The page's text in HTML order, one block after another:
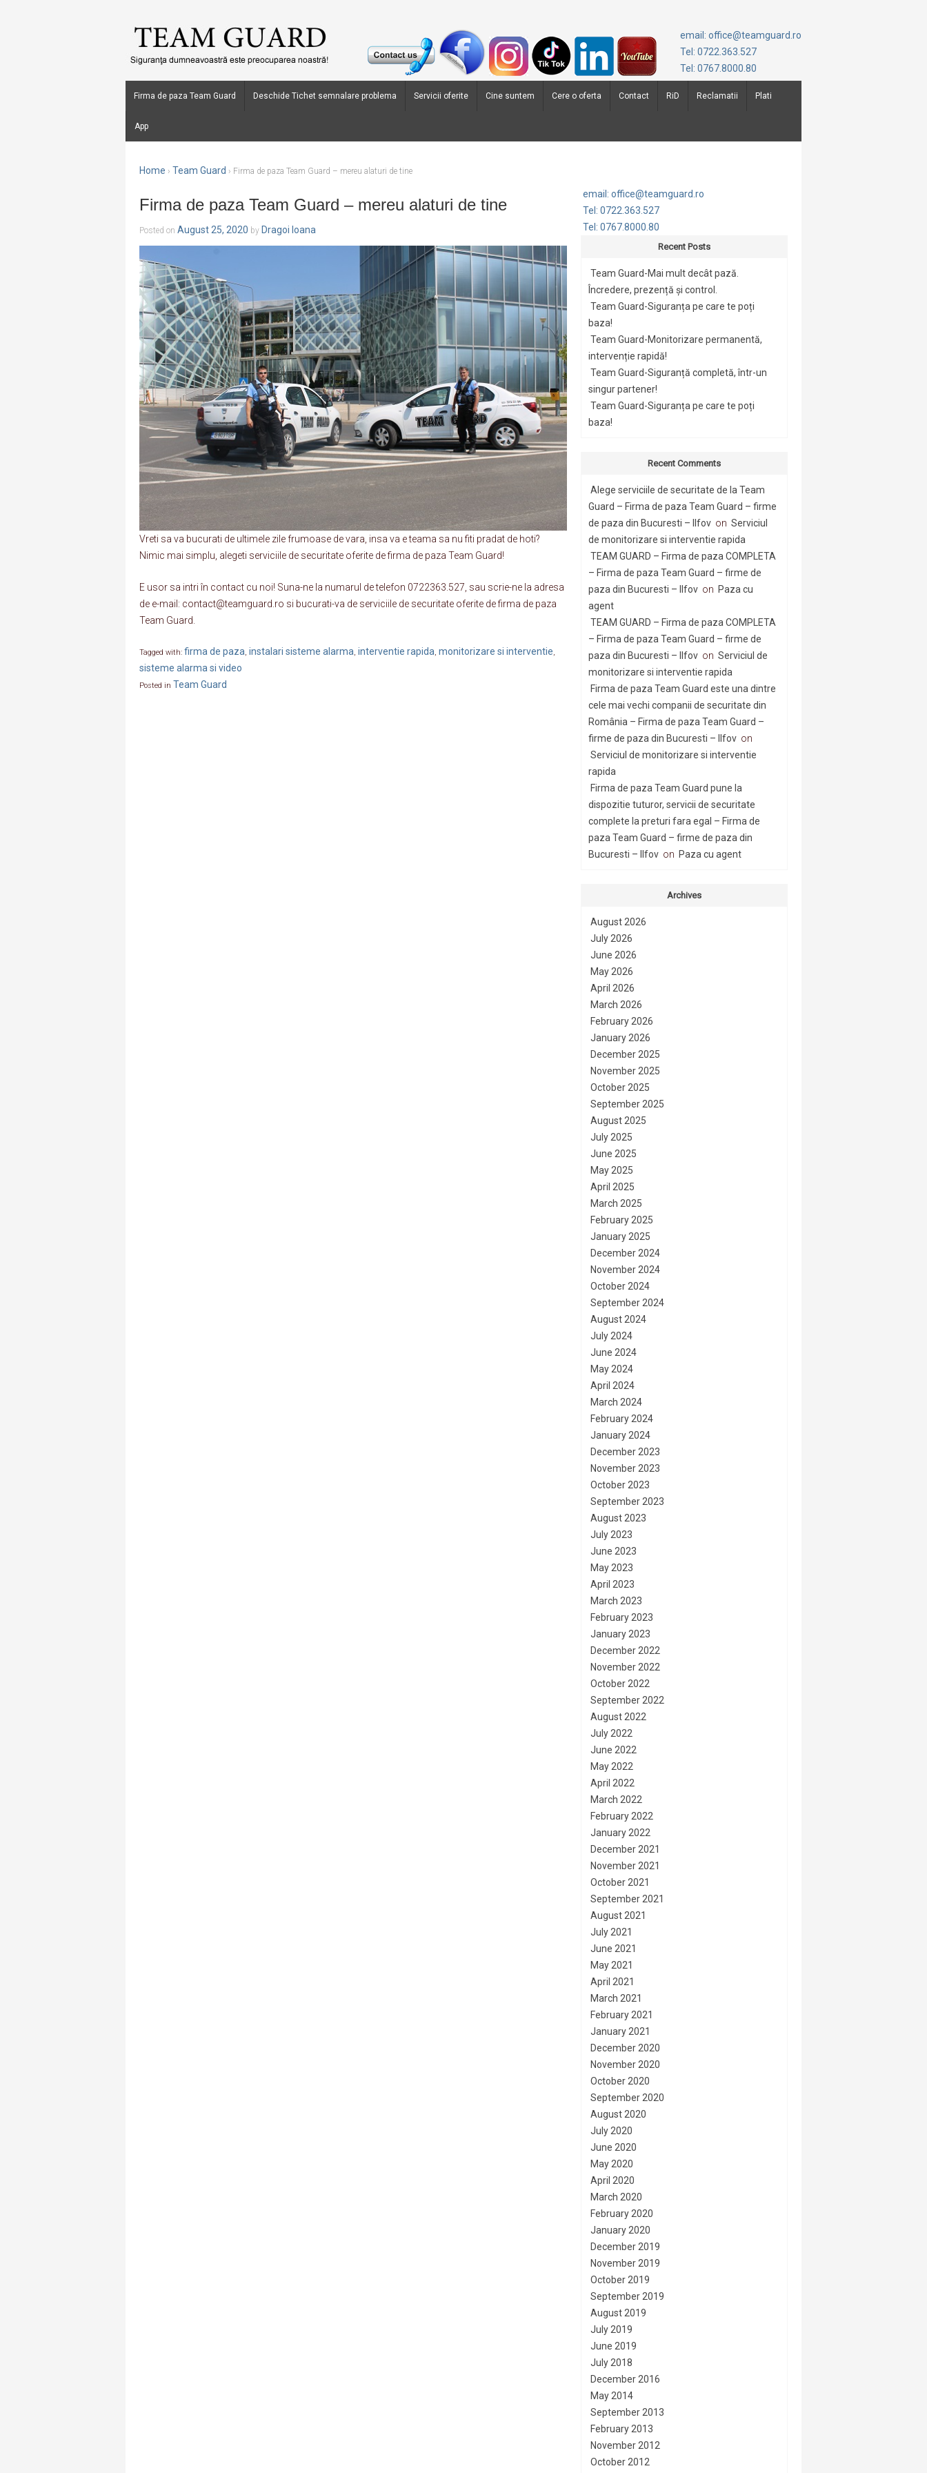
email: office@teamguard.ro
Tel: 0722.363.527
Tel: 0767.8000.80
Firma de paza Team Guard Deschide Tichet semnalare problema Servicii oferite Cine suntem Cere o oferta Contact RiD Reclamatii Plati
App
Home › Team Guard › Firma de paza Team Guard – mereu alaturi de tine
Firma de paza Team Guard – mereu alaturi de tine
Posted on August 25, 2020 by Dragoi Ioana
Vreti sa va bucurati de ultimele zile frumoase de vara, insa va e teama sa nu fiti pradat de hoti?
Nimic mai simplu, alegeti serviciile de securitate oferite de firma de paza Team Guard!
E usor sa intri în contact cu noi! Suna-ne la numarul de telefon 0722363.527, sau scrie-ne la adresa
de e-mail: contact@teamguard.ro si bucurati-va de serviciile de securitate oferite de firma de paza
Team Guard.
Tagged with: firma de paza, instalari sisteme alarma, interventie rapida, monitorizare si interventie,
sisteme alarma si video
Posted in Team Guard
email: office@teamguard.ro
Tel: 0722.363.527
Tel: 0767.8000.80
Recent Posts
Team Guard-Mai mult decât pază.
Încredere, prezență și control.
Team Guard-Siguranța pe care te poți
baza!
Team Guard-Monitorizare permanentă,
intervenție rapidă!
Team Guard-Siguranță completă, într-un
singur partener!
Team Guard-Siguranța pe care te poți
baza!
Recent Comments
Alege serviciile de securitate de la Team
Guard – Firma de paza Team Guard – firme
de paza din Bucuresti – Ilfov on Serviciul
de monitorizare si interventie rapida
TEAM GUARD – Firma de paza COMPLETA
– Firma de paza Team Guard – firme de
paza din Bucuresti – Ilfov on Paza cu
agent
TEAM GUARD – Firma de paza COMPLETA
– Firma de paza Team Guard – firme de
paza din Bucuresti – Ilfov on Serviciul de
monitorizare si interventie rapida
Firma de paza Team Guard este una dintre
cele mai vechi companii de securitate din
România – Firma de paza Team Guard –
firme de paza din Bucuresti – Ilfov on
Serviciul de monitorizare si interventie
rapida
Firma de paza Team Guard pune la
dispozitie tuturor, servicii de securitate
complete la preturi fara egal – Firma de
paza Team Guard – firme de paza din
Bucuresti – Ilfov on Paza cu agent
Archives
August 2026
July 2026
June 2026
May 2026
April 2026
March 2026
February 2026
January 2026
December 2025
November 2025
October 2025
September 2025
August 2025
July 2025
June 2025
May 2025
April 2025
March 2025
February 2025
January 2025
December 2024
November 2024
October 2024
September 2024
August 2024
July 2024
June 2024
May 2024
April 2024
March 2024
February 2024
January 2024
December 2023
November 2023
October 2023
September 2023
August 2023
July 2023
June 2023
May 2023
April 2023
March 2023
February 2023
January 2023
December 2022
November 2022
October 2022
September 2022
August 2022
July 2022
June 2022
May 2022
April 2022
March 2022
February 2022
January 2022
December 2021
November 2021
October 2021
September 2021
August 2021
July 2021
June 2021
May 2021
April 2021
March 2021
February 2021
January 2021
December 2020
November 2020
October 2020
September 2020
August 2020
July 2020
June 2020
May 2020
April 2020
March 2020
February 2020
January 2020
December 2019
November 2019
October 2019
September 2019
August 2019
July 2019
June 2019
July 2018
December 2016
May 2014
September 2013
February 2013
November 2012
October 2012